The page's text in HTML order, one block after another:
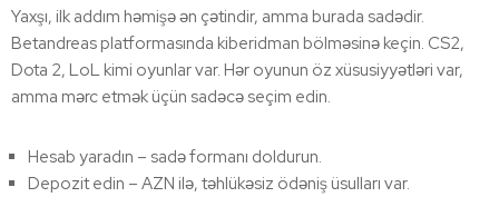
Yaxşı, ilk addım həmişə ən çətindir, amma burada sadədir.
Betandreas platformasında kiberidman bölməsinə keçin. CS2,
Dota 2, LoL kimi oyunlar var. Hər oyunun öz xüsusiyyətləri var,
amma mərc etmək üçün sadəcə seçim edin.
Hesab yaradın – sadə formanı doldurun.
Depozit edin – AZN ilə, təhlükəsiz ödəniş üsulları var.